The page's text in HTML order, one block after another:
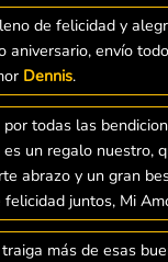
de felicidad y
aniversario, envío
Dennis.
todas las
un regalo nuestro,
abrazo y un gran
felicidad juntos, Mi
más de esas